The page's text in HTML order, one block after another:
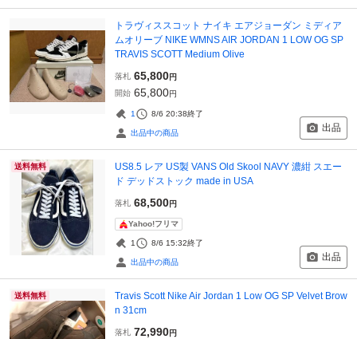
トラヴィススコット ナイキ エアジョーダン ミディア
ムオリーブ NIKE WMNS AIR JORDAN 1 LOW OG SP
TRAVIS SCOTT Medium Olive
落札 65,800円
開始 65,800円
1 8/6 20:38終了
出品中の商品 出品
送料無料
US8.5 レア US製 VANS Old Skool NAVY 濃紺 スエー
ド デッドストック made in USA
落札 68,500円
Yahoo!フリマ
1 8/6 15:32終了
出品中の商品 出品
送料無料
Travis Scott Nike Air Jordan 1 Low OG SP Velvet Brow
n 31cm
落札 72,990円